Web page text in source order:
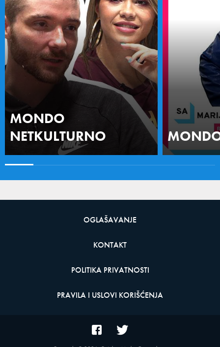
MONDO
NETKULTURNO
OGLAŠAVANJE
KONTAKT
POLITIKA PRIVATNOSTI
PRAVILA I USLOVI KORIŠĆENJA